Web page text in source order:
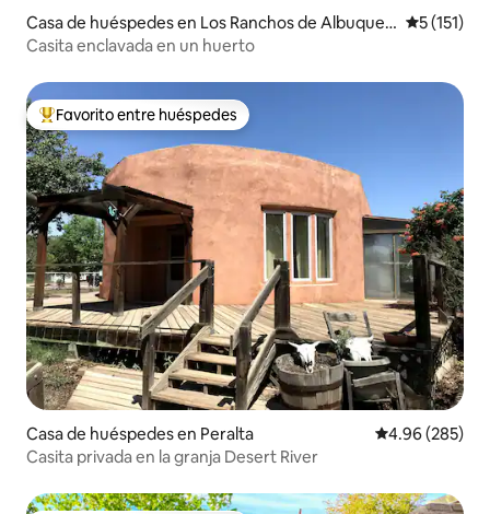
Casa de huéspedes en Los Ranchos de Albuquer
que
5 (151)
Casita enclavada en un huerto
De los mejores en Favorito entre huéspedes
Favorito entre huéspedes
Casa de huéspedes en Peralta Calificación
4.96 (285)
Casita privada en la granja Desert River